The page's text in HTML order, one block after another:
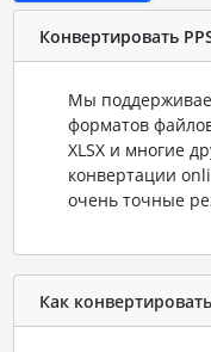
Конвертировать
Мы
форматов
XLSX и многие
конвертации
очень точные
Как